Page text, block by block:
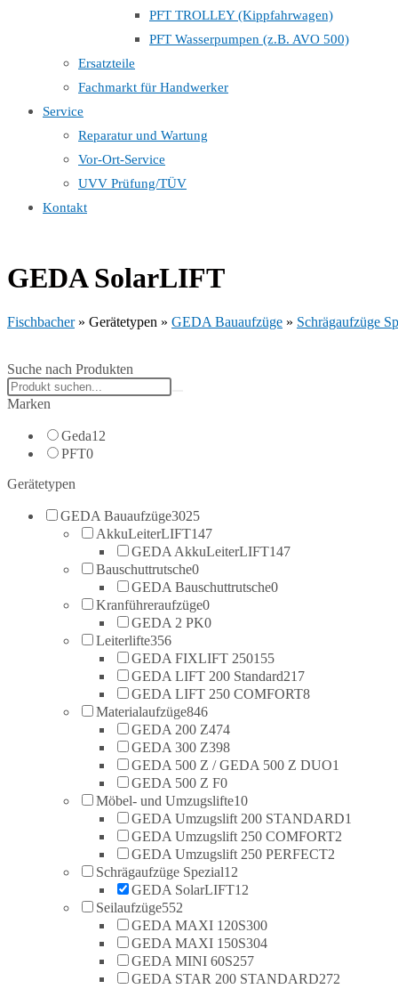
PFT TROLLEY (Kippfahrwagen)
PFT Wasserpumpen (z.B. AVO 500)
Ersatzteile
Fachmarkt für Handwerker
Service
Reparatur und Wartung
Vor-Ort-Service
UVV Prüfung/TÜV
Kontakt
GEDA SolarLIFT
Fischbacher» Gerätetypen » GEDA Bauaufzüge » Schrägaufzüge
Suche nach Produkten
Search
products:
Marken
Geda12
PFT0
Gerätetypen
GEDA Bauaufzüge3025
AkkuLeiterLIFT147
GEDA AkkuLeiterLIFT147
Bauschuttrutsche0
GEDA Bauschuttrutsche0
Kranführeraufzüge0
GEDA 2 PK0
Leiterlifte356
GEDA FIXLIFT 250155
GEDA LIFT 200 Standard217
GEDA LIFT 250 COMFORT8
Materialaufzüge846
GEDA 200 Z474
GEDA 300 Z398
GEDA 500 Z / GEDA 500 Z DUO1
GEDA 500 Z F0
Möbel- und Umzugslifte10
GEDA Umzugslift 200 STANDARD1
GEDA Umzugslift 250 COMFORT2
GEDA Umzugslift 250 PERFECT2
Schrägaufzüge Spezial12
GEDA SolarLIFT12
Seilaufzüge552
GEDA MAXI 120S300
GEDA MAXI 150S304
GEDA MINI 60S257
GEDA STAR 200 STANDARD272